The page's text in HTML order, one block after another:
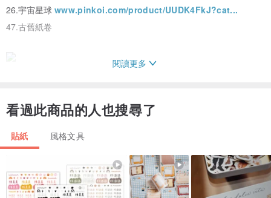
26.宇宙星球 www.pinkoi.com/product/UUDK4FkJ?cat...
47.古舊紙卷
閱讀更多
看過此商品的人也搜尋了
貼紙 風格文具